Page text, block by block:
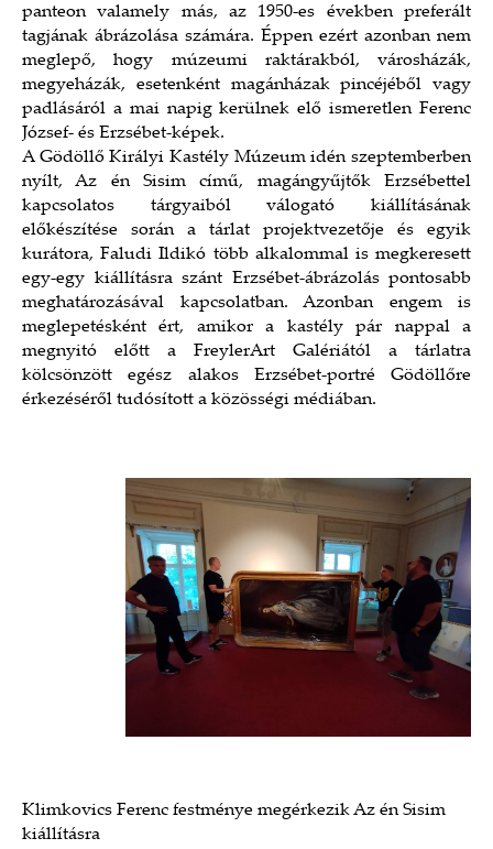
panteon valamely más, az 1950-es években preferált
tagjának ábrázolása számára. Éppen ezért azonban nem
meglepő, hogy múzeumi raktárakból, városházák,
megyeházák, esetenként magánházak pincéjéből vagy
padlásáról a mai napig kerülnek elő ismeretlen Ferenc
József- és Erzsébet-képek.
A Gödöllő Királyi Kastély Múzeum idén szeptemberben
nyílt, Az én Sisim című, magángyűjtők Erzsébettel
kapcsolatos tárgyaiból válogató kiállításának
előkészítése során a tárlat projektvezetője és egyik
kurátora, Faludi Ildikó több alkalommal is megkeresett
egy-egy kiállításra szánt Erzsébet-ábrázolás pontosabb
meghatározásával kapcsolatban. Azonban engem is
meglepetésként ért, amikor a kastély pár nappal a
megnyitó előtt a FreylerArt Galériától a tárlatra
kölcsönzött egész alakos Erzsébet-portré Gödöllőre
érkezéséről tudósított a közösségi médiában.
Klimkovics Ferenc festménye megérkezik Az én Sisim
kiállításra